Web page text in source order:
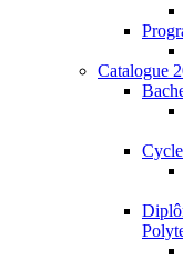
Catalogue